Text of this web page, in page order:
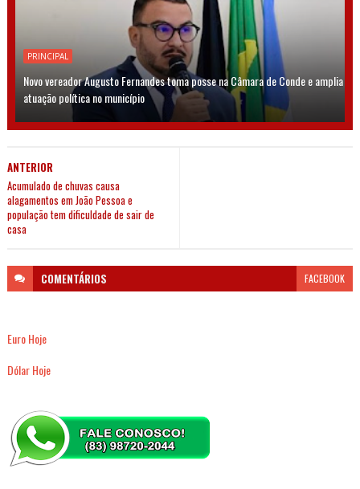
PRINCIPAL
Novo vereador Augusto Fernandes toma posse na Câmara de Conde e amplia
atuação política no município
ANTERIOR
Acumulado de chuvas causa
alagamentos em João Pessoa e
população tem dificuldade de sair de
casa
COMENTÁRIOS FACEBOOK
Euro Hoje
Dólar Hoje